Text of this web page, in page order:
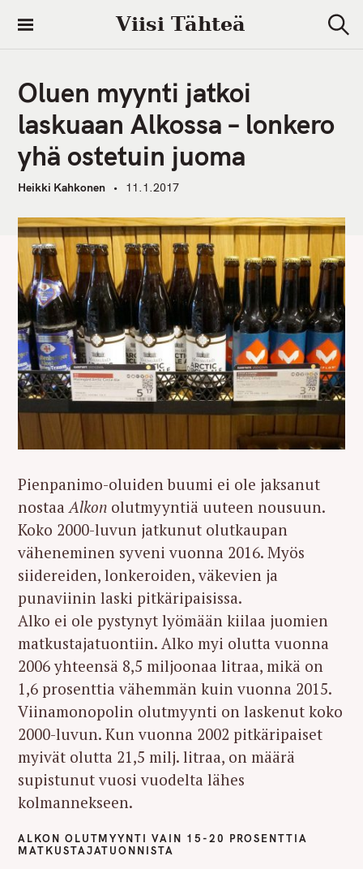
i
Viisi Tähteä
e
Oluen myynti jatkoi
laskuaan Alkossa – lonkero
yhä ostetuin juoma
Heikki Kahkonen 11.1.2017
Pienpanimo-oluiden buumi ei ole jaksanut
nostaaAlkon olutmyyntiä uuteen nousuun.
Koko 2000-luvun jatkunut olutkaupan
väheneminen syveni vuonna 2016. Myös
siidereiden, lonkeroiden, väkevien ja
punaviinin laski pitkäripaisissa.
Alko ei ole pystynyt lyömään kiilaa juomien
matkustajatuontiin. Alko myi olutta vuonna
2006 yhteensä 8,5 miljoonaa litraa, mikä on
1,6 prosenttia vähemmän kuin vuonna 2015.
Viinamonopolin olutmyynti on laskenut koko
2000-luvun. Kun vuonna 2002 pitkäripaiset
myivät olutta 21,5 milj. litraa, on määrä
supistunut vuosi vuodelta lähes
kolmannekseen.
ALKON OLUTMYYNTI VAIN 15-20 PROSENTTIA
MATKUSTAJATUONNISTA